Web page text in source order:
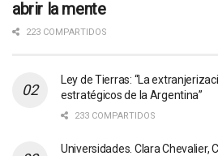
abrir la mente
223 COMPARTIDOS
Ley de Tierras: “La
estratégicos de la Argentina”
233 COMPARTIDOS
Universidades. Clara Chevalier,